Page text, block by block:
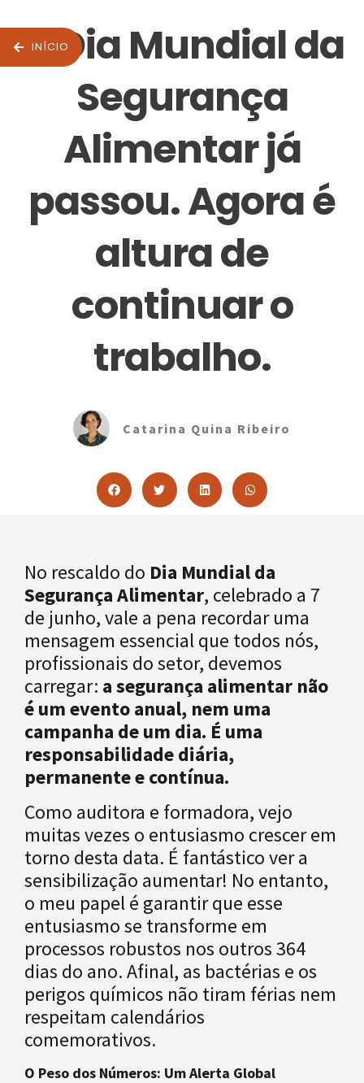
INÍCIO
O Dia Mundial da
Segurança
Alimentar já
passou. Agora é
altura de
continuar o
trabalho.
Catarina Quina Ribeiro
No rescaldo do Dia Mundial da
Segurança Alimentar, celebrado a 7
de junho, vale a pena recordar uma
mensagem essencial que todos nós,
profissionais do setor, devemos
carregar: a segurança alimentar não
é um evento anual, nem uma
campanha de um dia. É uma
responsabilidade diária,
permanente e contínua.
Como auditora e formadora, vejo
muitas vezes o entusiasmo crescer em
torno desta data. É fantástico ver a
sensibilização aumentar! No entanto,
o meu papel é garantir que esse
entusiasmo se transforme em
processos robustos nos outros 364
dias do ano. Afinal, as bactérias e os
perigos químicos não tiram férias nem
respeitam calendários
comemorativos.
O Peso dos Números: Um Alerta Global